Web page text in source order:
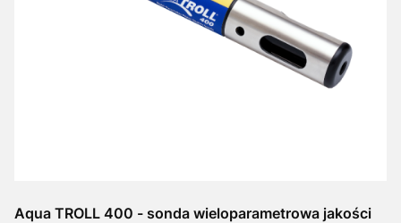
Aqua TROLL 400 - sonda wieloparametrowa jakości